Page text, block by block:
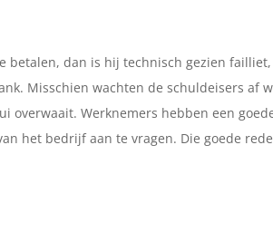
betalen, dan is hij technisch gezien
Misschien wachten de schuldeisers af
overwaait. Werknemers hebben een
het bedrijf aan te vragen. Die goede